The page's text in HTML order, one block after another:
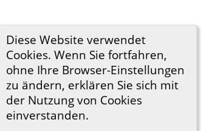
Diese Website verwendet
Cookies. Wenn Sie fortfahren,
ohne Ihre Browser-Einstellungen
zu ändern, erklären Sie sich mit
der Nutzung von Cookies
einverstanden.
2026.